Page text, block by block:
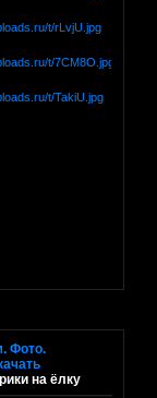
Фото.
на ёлку